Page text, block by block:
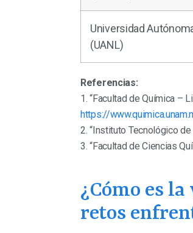
Universidad
(UANL)
Referencias:
1. “Facultad de Química –
https://
2. “Instituto Tecnológico
3. “Facultad de Ciencias
¿Cómo es
retos